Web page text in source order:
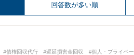
回答数が多い順
#債権回収代行 #遅延損害金回収 #個人・プライベー